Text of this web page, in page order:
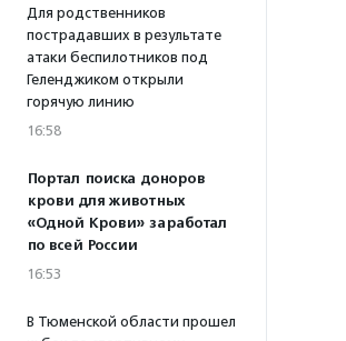
Для родственников
пострадавших в результате
атаки беспилотников под
Геленджиком открыли
горячую линию
16:58
Портал поиска доноров
крови для животных
«Одной Крови» заработал
по всей России
16:53
В Тюменской области прошел